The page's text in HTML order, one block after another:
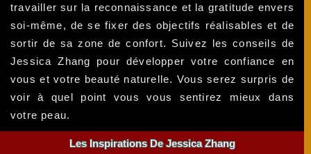
travailler sur la reconnaissance et la gratitude envers
soi-même, de se fixer des objectifs réalisables et de
sortir de sa zone de confort. Suivez les conseils de
Jessica Zhang pour développer votre confiance en
vous et votre beauté naturelle. Vous serez surpris de
voir à quel point vous vous sentirez mieux dans
votre peau.
Les Inspirations De Jessica Zhang